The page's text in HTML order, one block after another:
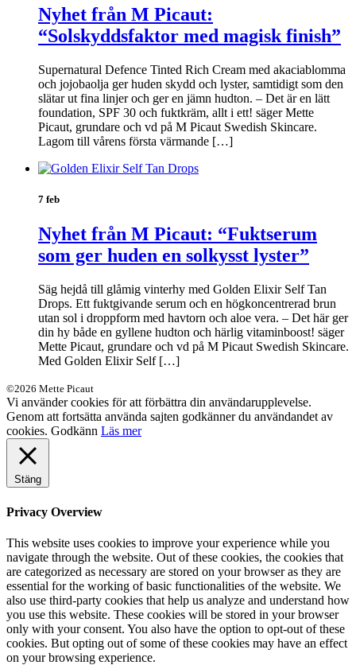
Nyhet från M Picaut:
“Solskyddsfaktor med magisk finish”
Supernatural Defence Tinted Rich Cream med akaciablomma
och jojobaolja ger huden skydd och lyster, samtidigt som den
slätar ut fina linjer och ger en jämn hudton. – Det är en lätt
foundation, SPF 30 och fuktkräm, allt i ett! säger Mette
Picaut, grundare och vd på M Picaut Swedish Skincare.
Lagom till vårens första värmande […]
7 feb
Nyhet från M Picaut: “Fuktserum
som ger huden en solkysst lyster”
Säg hejdå till glåmig vinterhy med Golden Elixir Self Tan
Drops. Ett fuktgivande serum och en högkoncentrerad brun
utan sol i droppform med havtorn och aloe vera. – Det här ger
din hy både en gyllene hudton och härlig vitaminboost! säger
Mette Picaut, grundare och vd på M Picaut Swedish Skincare.
Med Golden Elixir Self […]
©2026 Mette Picaut
Vi använder cookies för att förbättra din användarupplevelse.
Genom att fortsätta använda sajten godkänner du användandet av
cookies. Godkänn Läs mer
Stäng
Privacy Overview
This website uses cookies to improve your experience while you
navigate through the website. Out of these cookies, the cookies that
are categorized as necessary are stored on your browser as they are
essential for the working of basic functionalities of the website. We
also use third-party cookies that help us analyze and understand how
you use this website. These cookies will be stored in your browser
only with your consent. You also have the option to opt-out of these
cookies. But opting out of some of these cookies may have an effect
on your browsing experience.